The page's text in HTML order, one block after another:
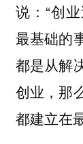
说：“创
最基础的
都是从解
创业，那
都建立在